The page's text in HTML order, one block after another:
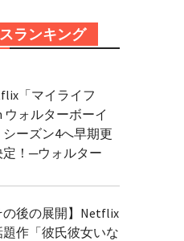
ランキング
「マイライフ
ウォルターボーイ
シーズン4へ早期更
定！─ウォルター
の後の展開】Netflix
題作「彼氏彼女いな